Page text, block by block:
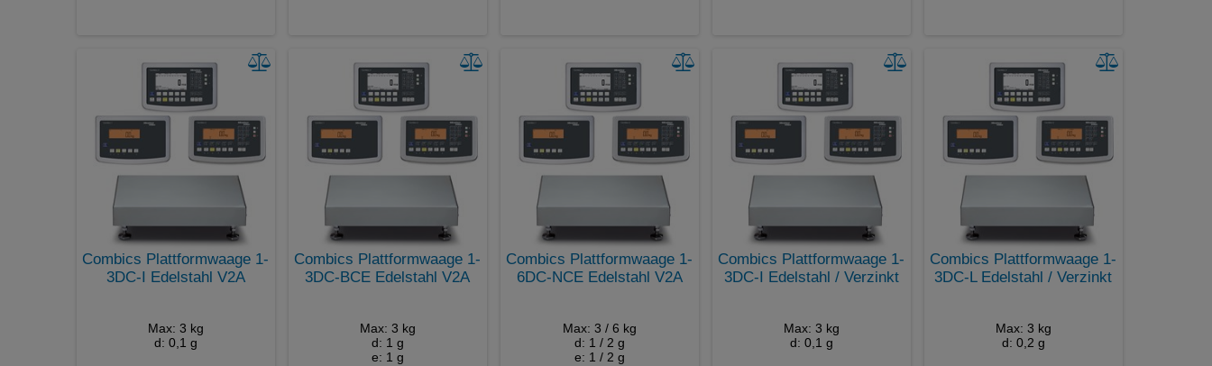
Combics Plattformwaage 1-
3DC-I Edelstahl V2A
Max: 3 kg
d: 0,1 g
Combics Plattformwaage 1-
3DC-BCE Edelstahl V2A
Max: 3 kg
d: 1 g
e: 1 g
Combics Plattformwaage 1-
6DC-NCE Edelstahl V2A
Max: 3 / 6 kg
d: 1 / 2 g
e: 1 / 2 g
Combics Plattformwaage 1-
3DC-I Edelstahl / Verzinkt
Max: 3 kg
d: 0,1 g
Combics Plattformwaage 1-
3DC-L Edelstahl / Verzinkt
Max: 3 kg
d: 0,2 g